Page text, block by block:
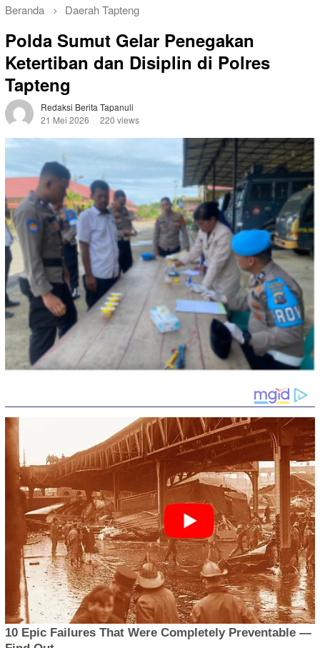
Beranda DaerahTapteng
Polda Sumut Gelar Penegakan
Ketertiban dan Disiplin di Polres
Tapteng
Redaksi Berita Tapanuli
21 Mei 2026
220 views